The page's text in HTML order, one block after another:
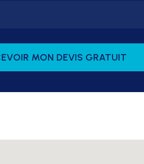
MON DEVIS GRATUIT